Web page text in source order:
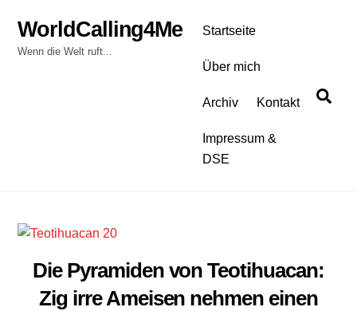
content
WorldCalling4Me
Wenn die Welt ruft...
Startseite
Über mich
Archiv Kontakt
Impressum &
DSE
Die Pyramiden von Teotihuacan:
Zig irre Ameisen nehmen einen